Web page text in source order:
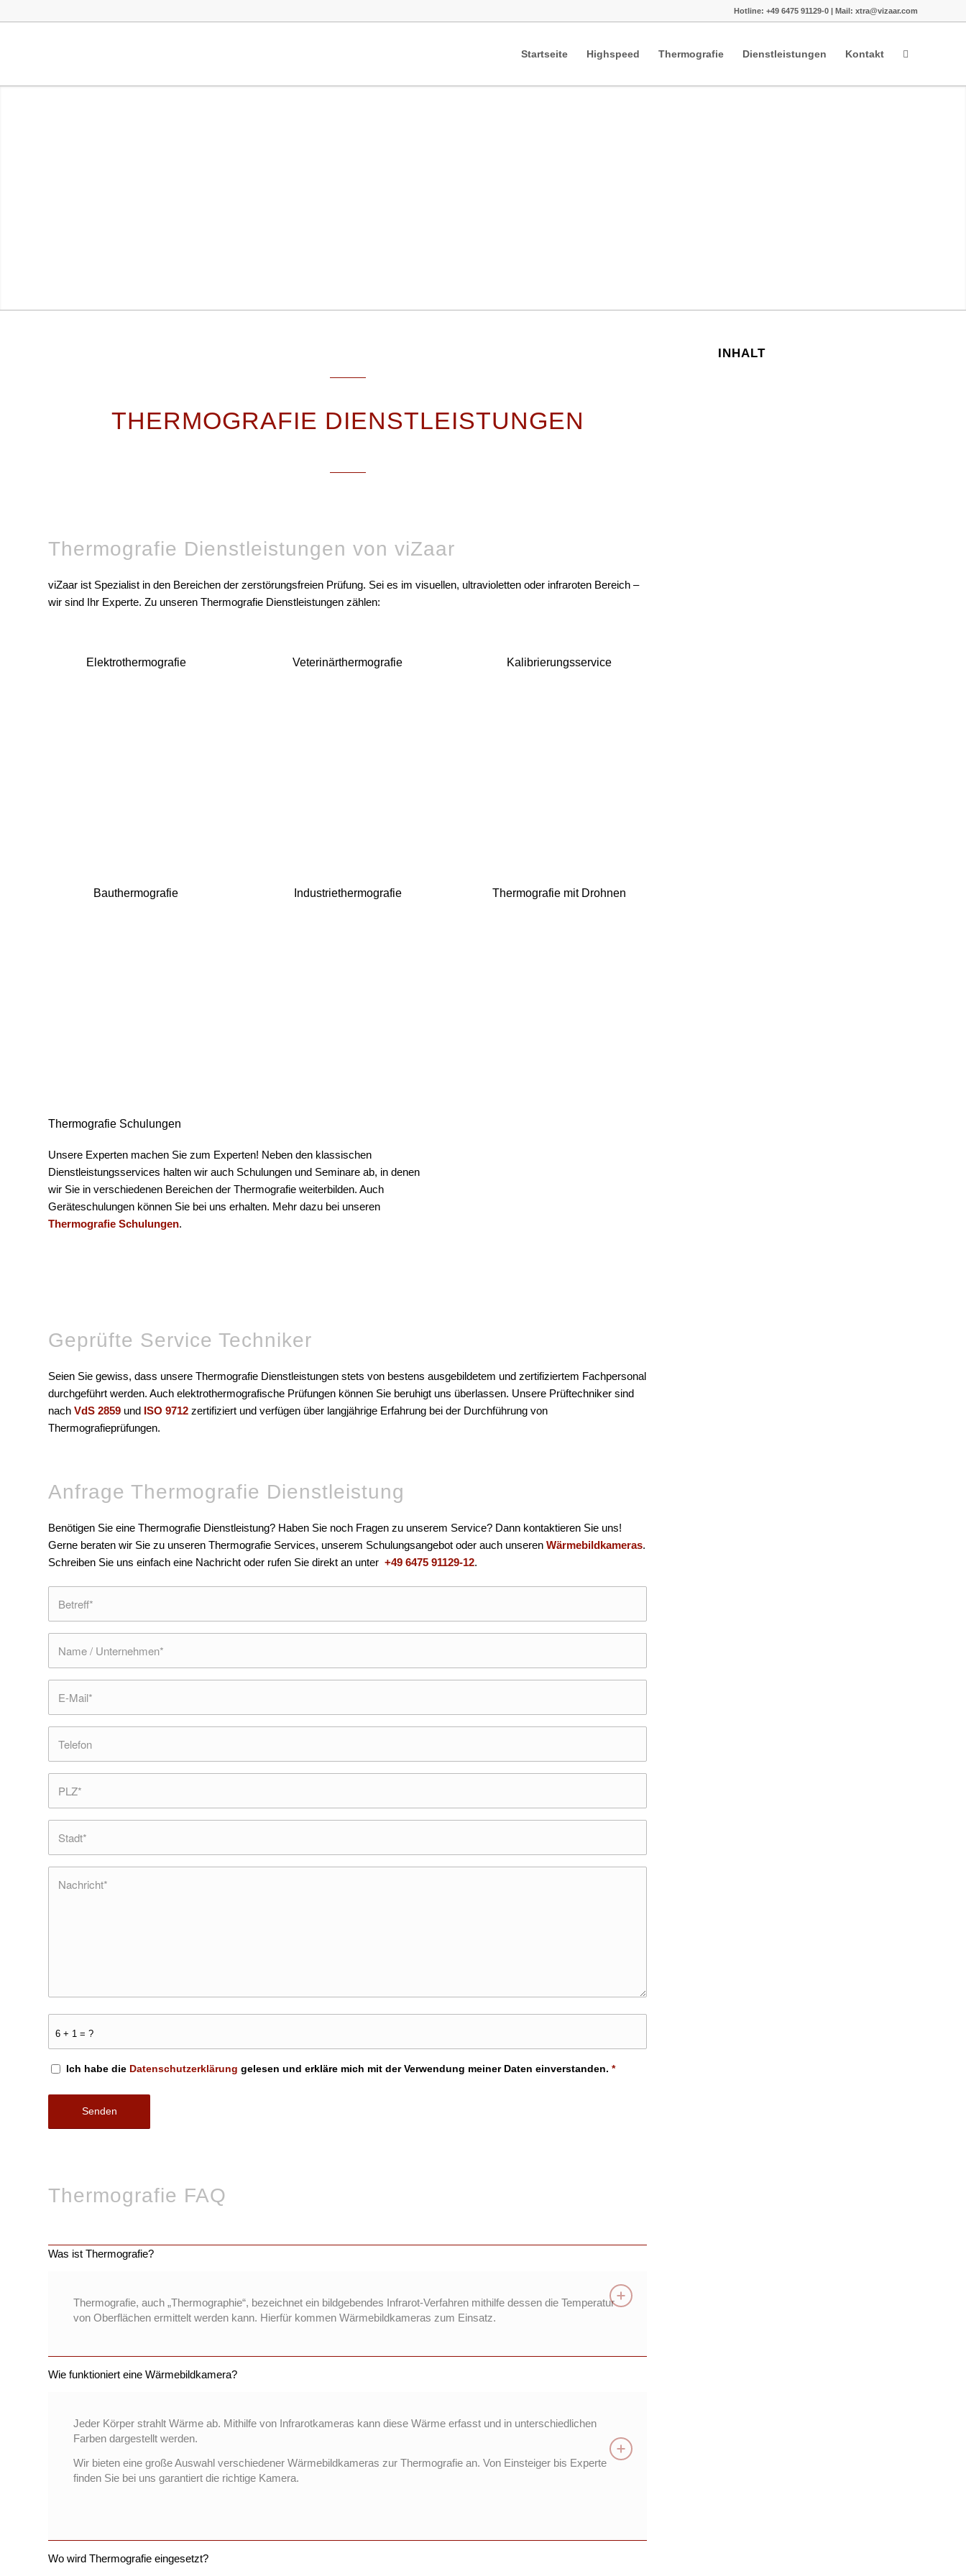
Hotline: +49 6475 91129-0 | Mail: xtra@vizaar.com
Startseite Highspeed Thermografie Dienstleistungen Kontakt
THERMOGRAFIE DIENSTLEISTUNGEN
Thermografie Dienstleistungen von viZaar
viZaar ist Spezialist in den Bereichen der zerstörungsfreien Prüfung. Sei es im visuellen, ultravioletten oder infraroten Bereich –
wir sind Ihr Experte. Zu unseren Thermografie Dienstleistungen zählen:
Elektrothermografie Veterinärthermografie Kalibrierungsservice
Bauthermografie Industriethermografie Thermografie mit Drohnen
Thermografie Schulungen
Unsere Experten machen Sie zum Experten! Neben den klassischen
Dienstleistungsservices halten wir auch Schulungen und Seminare ab, in denen
wir Sie in verschiedenen Bereichen der Thermografie weiterbilden. Auch
Geräteschulungen können Sie bei uns erhalten. Mehr dazu bei unseren
Thermografie Schulungen.
Geprüfte Service Techniker
Seien Sie gewiss, dass unsere Thermografie Dienstleistungen stets von bestens ausgebildetem und zertifiziertem Fachpersonal
durchgeführt werden. Auch elektrothermografische Prüfungen können Sie beruhigt uns überlassen. Unsere Prüftechniker sind
nach VdS 2859 und ISO 9712 zertifiziert und verfügen über langjährige Erfahrung bei der Durchführung von
Thermografieprüfungen.
Anfrage Thermografie Dienstleistung
Benötigen Sie eine Thermografie Dienstleistung? Haben Sie noch Fragen zu unserem Service? Dann kontaktieren Sie uns!
Gerne beraten wir Sie zu unseren Thermografie Services, unserem Schulungsangebot oder auch unseren Wärmebildkameras.
Schreiben Sie uns einfach eine Nachricht oder rufen Sie direkt an unter +49 6475 91129-12.
6 + 1 = ?
Ich habe die Datenschutzerklärung gelesen und erkläre mich mit der Verwendung meiner Daten einverstanden. *
Thermografie FAQ
Was ist Thermografie?
Thermografie, auch „Thermographie“, bezeichnet ein bildgebendes Infrarot-Verfahren mithilfe dessen die Temperatur
von Oberflächen ermittelt werden kann. Hierfür kommen Wärmebildkameras zum Einsatz.
Wie funktioniert eine Wärmebildkamera?
Jeder Körper strahlt Wärme ab. Mithilfe von Infrarotkameras kann diese Wärme erfasst und in unterschiedlichen
Farben dargestellt werden.
Wir bieten eine große Auswahl verschiedener Wärmebildkameras zur Thermografie an. Von Einsteiger bis Experte
finden Sie bei uns garantiert die richtige Kamera.
Wo wird Thermografie eingesetzt?
INHALT